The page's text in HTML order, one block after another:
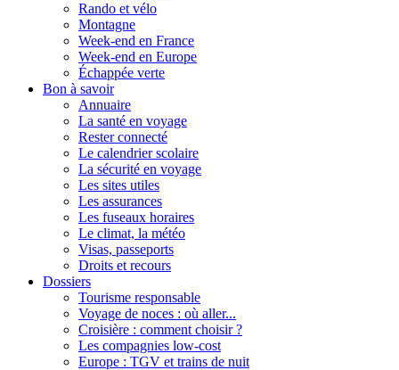
Rando et vélo
Montagne
Week-end en France
Week-end en Europe
Échappée verte
Bon à savoir
Annuaire
La santé en voyage
Rester connecté
Le calendrier scolaire
La sécurité en voyage
Les sites utiles
Les assurances
Les fuseaux horaires
Le climat, la météo
Visas, passeports
Droits et recours
Dossiers
Tourisme responsable
Voyage de noces : où aller...
Croisière : comment choisir ?
Les compagnies low-cost
Europe : TGV et trains de nuit